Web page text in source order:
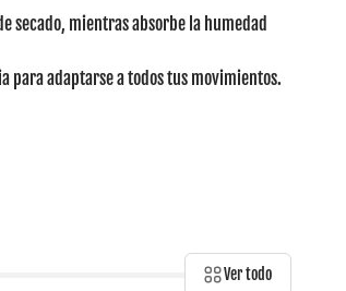
secado, mientras absorbe la humedad
para adaptarse a todos tus movimientos.
Ver todo